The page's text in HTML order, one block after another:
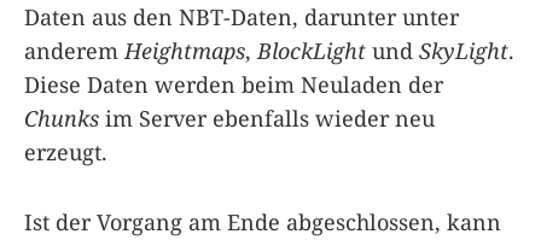
Daten aus den NBT-Daten, darunter unter
anderemHeightmaps,BlockLight und SkyLight.
Diese Daten werden beim Neuladen der
Chunks im Server ebenfalls wieder neu
erzeugt.
Ist der Vorgang am Ende abgeschlossen, kann